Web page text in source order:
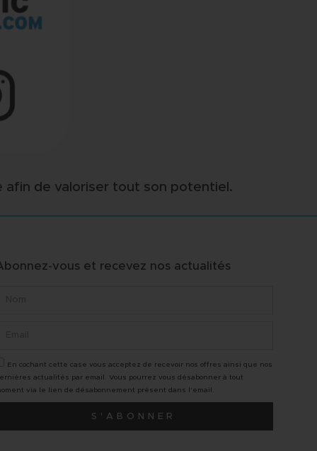
afin de valoriser tout son potentiel.
vous et recevez nos actualités
En cochant cette case vous acceptez de recevoir nos offres ainsi que nos
actualités par email. Vous pourrez vous désabonner à tout
via le lien de désabonnement présent dans l'email.
S'ABONNER
toujours disponible.
et Danny sont toujours à
et de très bons conseils !
expertise, une véritable
donc une belle vente
vrais pros, Merci"
Guillaume Deplatiere